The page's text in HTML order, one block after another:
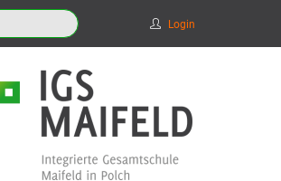
Login